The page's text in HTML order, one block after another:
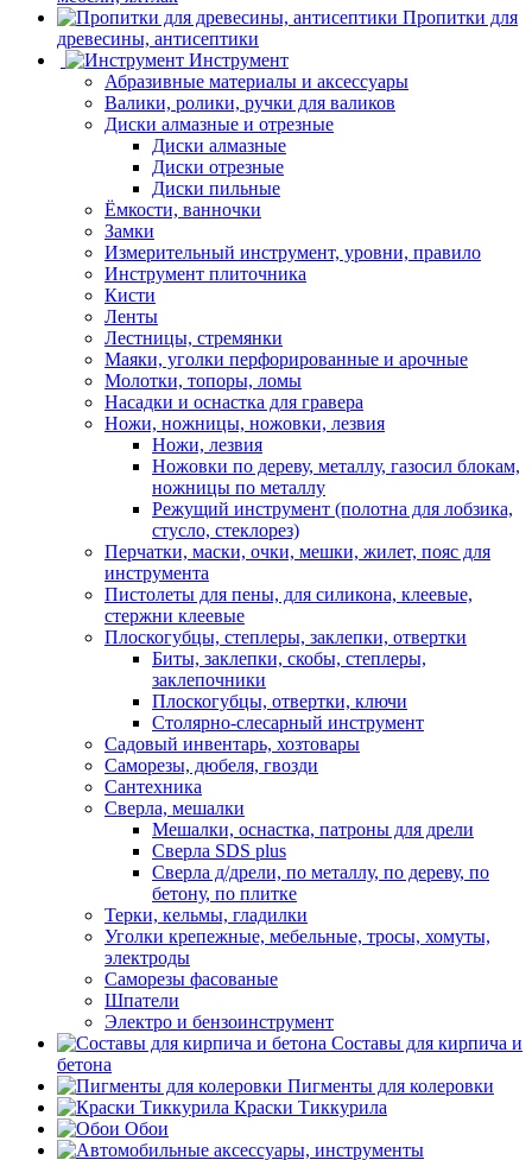
Пропитки для
древесины, антисептики
Инструмент
Абразивные материалы и аксессуары
Валики, ролики, ручки для валиков
Диски алмазные и отрезные
Диски алмазные
Диски отрезные
Диски пильные
Ёмкости, ванночки
Замки
Измерительный инструмент, уровни, правило
Инструмент плиточника
Кисти
Ленты
Лестницы, стремянки
Маяки, уголки перфорированные и арочные
Молотки, топоры, ломы
Насадки и оснастка для гравера
Ножи, ножницы, ножовки, лезвия
Ножи, лезвия
Ножовки по дереву, металлу, газосил блокам,
ножницы по металлу
Режущий инструмент (полотна для лобзика,
стусло, стеклорез)
Перчатки, маски, очки, мешки, жилет, пояс для
инструмента
Пистолеты для пены, для силикона, клеевые,
стержни клеевые
Плоскогубцы, степлеры, заклепки, отвертки
Биты, заклепки, скобы, степлеры,
заклепочники
Плоскогубцы, отвертки, ключи
Столярно-слесарный инструмент
Садовый инвентарь, хозтовары
Саморезы, дюбеля, гвозди
Сантехника
Сверла, мешалки
Мешалки, оснастка, патроны для дрели
Сверла SDS plus
Сверла д/дрели, по металлу, по дереву, по
бетону, по плитке
Терки, кельмы, гладилки
Уголки крепежные, мебельные, тросы, хомуты,
электроды
Саморезы фасованые
Шпатели
Электро и бензоинструмент
Составы для кирпича и
бетона
Пигменты для колеровки
Краски Тиккурила
Обои